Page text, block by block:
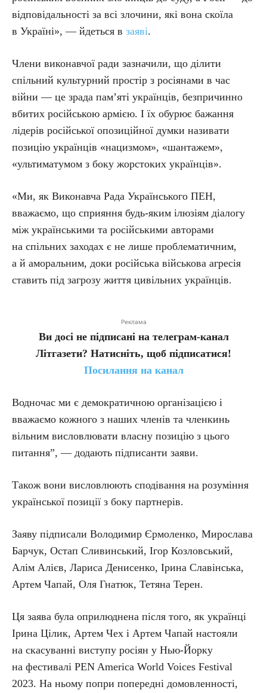
відповідальності за всі злочини, які вона скоїла
в Україні», — йдеться в заяві.
Члени виконавчої ради зазначили, що ділити
спільний культурний простір з росіянами в час
війни — це зрада пам’яті українців, безпричинно
вбитих російською армією. І їх обурює бажання
лідерів російської опозиційної думки називати
позицію українців «нацизмом», «шантажем»,
«ультиматумом з боку жорстоких українців».
«Ми, як Виконавча Рада Українського ПЕН,
вважаємо, що сприяння будь-яким ілюзіям діалогу
між українськими та російськими авторами
на спільних заходах є не лише проблематичним,
а й аморальним, доки російська військова агресія
ставить під загрозу життя цивільних українців.
Реклама
Ви досі не підписані на телеграм-канал
Літгазети? Натисніть, щоб підписатися!
Посилання на канал
Водночас ми є демократичною організацією і
вважаємо кожного з наших членів та членкинь
вільним висловлювати власну позицію з цього
питання”, — додають підписанти заяви.
Також вони висловлюють сподівання на розуміння
української позиції з боку партнерів.
Заяву підписали Володимир Єрмоленко, Мирослава
Барчук, Остап Сливинський, Ігор Козловський,
Алім Алієв, Лариса Денисенко, Ірина Славінська,
Артем Чапай, Оля Гнатюк, Тетяна Терен.
Ця заява була оприлюднена після того, як українці
Ірина Цілик, Артем Чех і Артем Чапай настояли
на скасуванні виступу росіян у Нью-Йорку
на фестивалі PEN America World Voices Festival
2023. На ньому попри попередні домовленності,